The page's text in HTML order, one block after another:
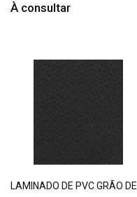
À consultar
LAMINADO DE PVC GRÃO DE